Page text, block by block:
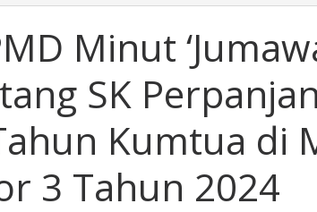
Minut
SK
Kumtua di
3 Tahun 2024